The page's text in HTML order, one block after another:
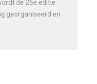
de 26e editie
georganiseerd en